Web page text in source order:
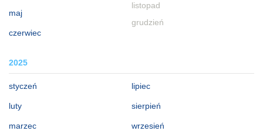
maj
czerwiec
listopad
grudzień
2025
styczeń
luty
marzec
lipiec
sierpień
wrzesień